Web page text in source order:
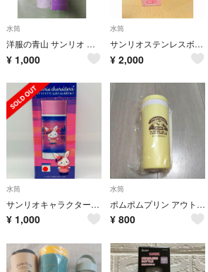
水筒
洋服の青山 サンリオ ステンレスボトル 250ml
¥ 1,000
水筒
サンリオステンレスボトル
¥ 2,000
水筒
サンリオキャラクターズ トワイライトドリームステンレスボトル ウィッシュミーメル
¥ 1,000
水筒
ポムポムプリン アウトドアデザイン冷水筒 350ml
¥ 800